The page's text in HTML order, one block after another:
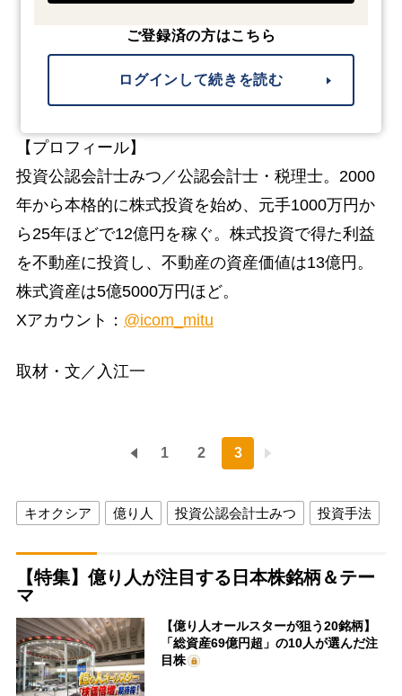
ご登録済の方はこちら
ログインして続きを読む
【プロフィール】
投資公認会計士みつ／公認会計士・税理士。2000
年から本格的に株式投資を始め、元手1000万円か
ら25年ほどで12億円を稼ぐ。株式投資で得た利益
を不動産に投資し、不動産の資産価値は13億円。
株式資産は5億5000万円ほど。
Xアカウント： @icom_mitu
取材・文／入江一
1 2 3
キオクシア 億り人 投資公認会計士みつ 投資手法
【特集】億り人が注目する日本株銘柄＆テー
マ
【億り人オールスターが狙う20銘柄】
「総資産69億円超」の10人が選んだ注
目株